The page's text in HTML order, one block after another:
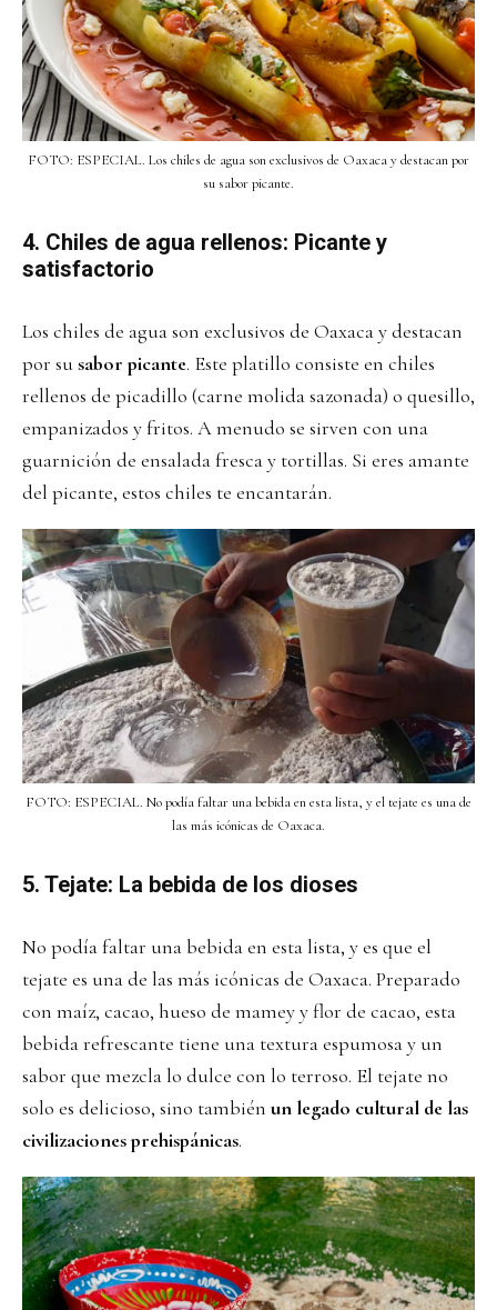
FOTO: ESPECIAL. Los chiles de agua son exclusivos de Oaxaca y destacan por
su sabor picante.
4. Chiles de agua rellenos: Picante y
satisfactorio
Los chiles de agua son exclusivos de Oaxaca y destacan
por susabor picante. Este platillo consiste en chiles
rellenos de picadillo (carne molida sazonada) o quesillo,
empanizados y fritos. A menudo se sirven con una
guarnición de ensalada fresca y tortillas. Si eres amante
del picante, estos chiles te encantarán.
FOTO: ESPECIAL. No podía faltar una bebida en esta lista, y el tejate es una de
las más icónicas de Oaxaca.
5. Tejate: La bebida de los dioses
No podía faltar una bebida en esta lista, y es que el
tejate es una de las más icónicas de Oaxaca. Preparado
con maíz, cacao, hueso de mamey y flor de cacao, esta
bebida refrescante tiene una textura espumosa y un
sabor que mezcla lo dulce con lo terroso. El tejate no
solo es delicioso, sino también un legado cultural de las
civilizaciones prehispánicas.